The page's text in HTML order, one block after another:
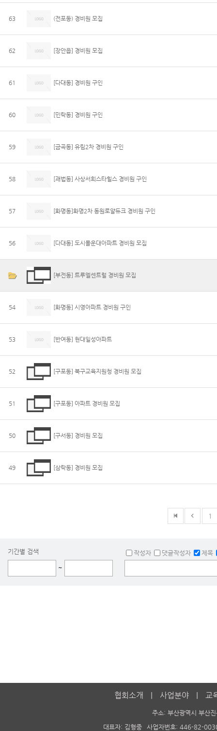
63 (전포동) 경비원 모집
62 [장안읍] 경비원 모집
61 [다대동] 경비원 구인
60 [민락동] 경비원 구인
59 [금곡동] 유림2차 경비원 구인
58 [괘법동] 사상서희스타힐스 경비원 구인
57 [화명동]화명2차 동원로얄듀크 경비원 구인
56 [다대동] 도시몰운대아파트 경비원 모집
[부전동] 트루엘센트럴 경비원 모집
54 [화명동] 시영아파트 경비원 구인
53 [반여동] 현대일성아파트
52 [구포동] 북구교육지원청 경비원 모집
51 [구포동] 아파트 경비원 모집
50 [구서동] 경비원 모집
49 [삼락동] 경비원 모집
1
기간별 검색
~
작성자 댓글작성자 제목
협회소개 사업분야 교
주소: 부산광역시 부산
대표자: 김형중
사업자번호: 446-82-